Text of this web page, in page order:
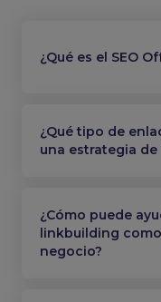
¿Qué es el SEO
¿Qué tipo de
una estrategia
¿Cómo puede
linkbuilding
negocio?